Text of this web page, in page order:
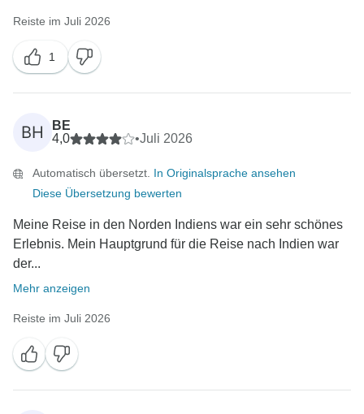
Reiste im Juli 2026
1
BH
BE
4,0
•Juli 2026
Automatisch übersetzt. In Originalsprache ansehen
Diese Übersetzung bewerten
Meine Reise in den Norden Indiens war ein sehr schönes
Erlebnis. Mein Hauptgrund für die Reise nach Indien war
der...
Mehr anzeigen
Reiste im Juli 2026